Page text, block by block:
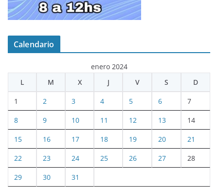
Calendario
enero 2024
L
M X J V S D
1 2 3 4 5 6 7
8 9 10 11 12 13 14
15 16 17 18 19 20 21
22 23 24 25 26 27 28
29 30 31